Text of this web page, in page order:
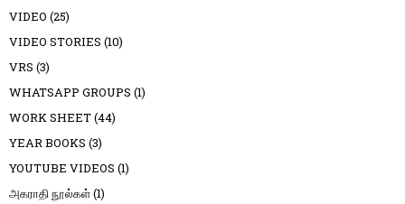
VIDEO (25)
VIDEO STORIES (10)
VRS (3)
WHATSAPP GROUPS (1)
WORK SHEET(44)
YEAR BOOKS (3)
YOUTUBE VIDEOS (1)
அகராதி நூல்கள்(1)